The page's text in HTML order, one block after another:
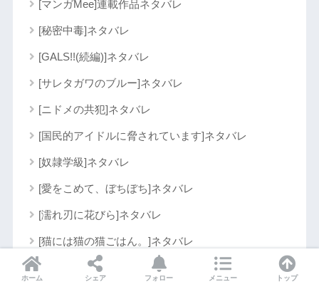
[マンガMee]連載作品ネタバレ
[秘密中毒]ネタバレ
[GALS!!(続編)]ネタバレ
[サレタガワのブルー]ネタバレ
[ニドメの共犯]ネタバレ
[国民的アイドルに脅されています]ネタバレ
[奴隷学級]ネタバレ
[愛をこめて、ぼちぼち]ネタバレ
[濡れ刃に花びら]ネタバレ
[猫には猫の猫ごはん。]ネタバレ
[秘密に堕ちる女たち]ネタバレ
ホーム シェア フォロー メニュー トップ